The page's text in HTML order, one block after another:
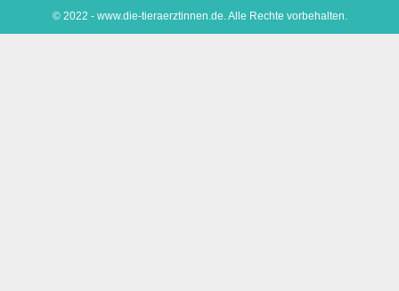
© 2022 - www.die-tieraerztinnen.de. Alle Rechte vorbehalten.